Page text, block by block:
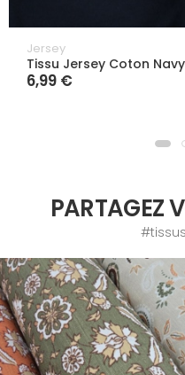
Jersey
Tissu Jersey Coton Navy
6,99 €
PARTAGEZ